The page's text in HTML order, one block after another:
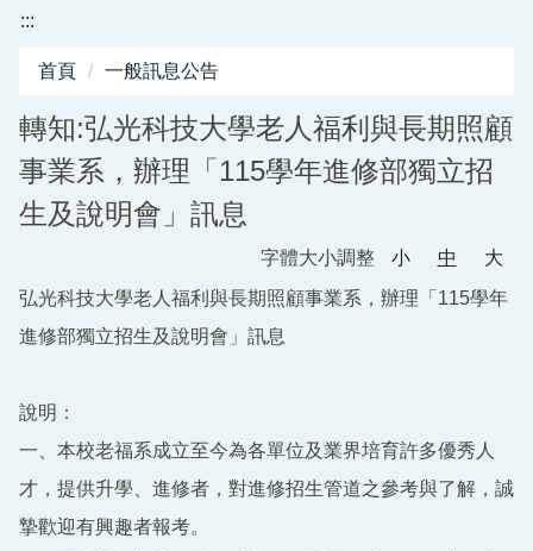
:::
首頁 一般訊息公告
轉知:弘光科技大學老人福利與長期照顧
事業系，辦理「115學年進修部獨立招
生及說明會」訊息
字體大小調整 小 中
大
弘光科技大學老人福利與長期照顧事業系，辦理「115學年
進修部獨立招生及說明會」訊息
說明：
一、本校老福系成立至今為各單位及業界培育許多優秀人
才，提供升學、進修者，對進修招生管道之參考與了解，誠
摯歡迎有興趣者報考。